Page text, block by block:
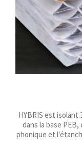
HYBRIS est
dans la base
phonique et